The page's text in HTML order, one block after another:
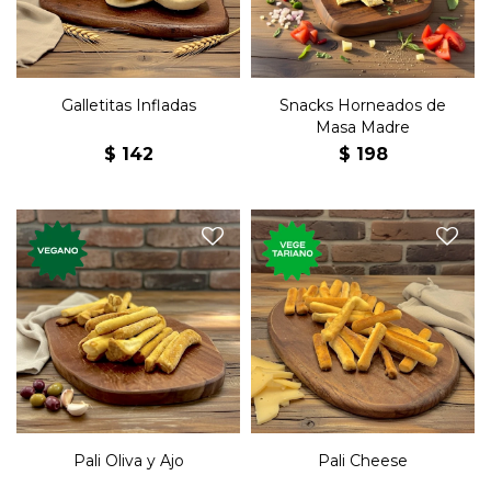
Galletitas Infladas
$ 142
Snacks Horneados de
Masa Madre
$ 198
Mini grisines de oliva y ajo.
Pali Oliva y Ajo
Mini grisines de queso
horneado.
Pali Cheese